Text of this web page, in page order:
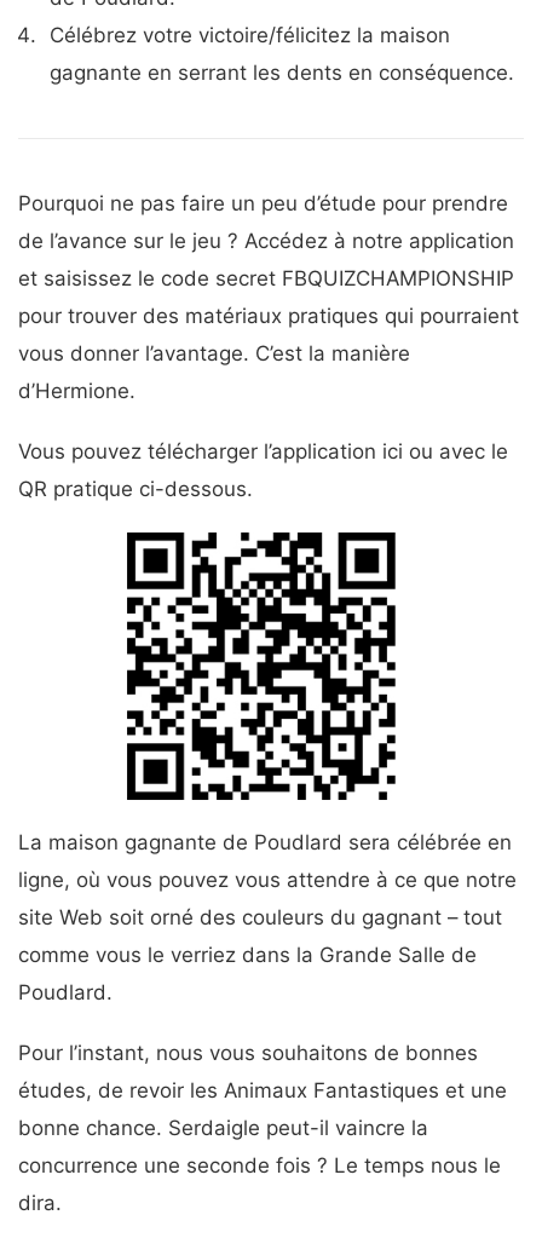
Célébrez votre victoire/félicitez la maison
gagnante en serrant les dents en conséquence.
Pourquoi ne pas faire un peu d’étude pour prendre
de l’avance sur le jeu ? Accédez à notre application
et saisissez le code secret FBQUIZCHAMPIONSHIP
pour trouver des matériaux pratiques qui pourraient
vous donner l’avantage. C’est la manière
d’Hermione.
Vous pouvez télécharger l’application ici ou avec le
QR pratique ci-dessous.
La maison gagnante de Poudlard sera célébrée en
ligne, où vous pouvez vous attendre à ce que notre
site Web soit orné des couleurs du gagnant – tout
comme vous le verriez dans la Grande Salle de
Poudlard.
Pour l’instant, nous vous souhaitons de bonnes
études, de revoir les Animaux Fantastiques et une
bonne chance. Serdaigle peut-il vaincre la
concurrence une seconde fois ? Le temps nous le
dira.